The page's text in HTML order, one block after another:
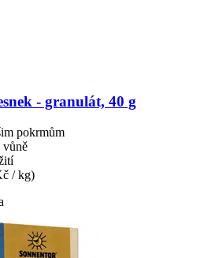
-​ granulát, 40 g
pokrmům
vůně
/ kg)